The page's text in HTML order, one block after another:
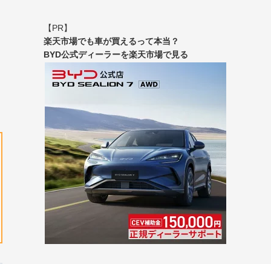
【PR】
楽天市場でも車が買えるって本当？
BYD公式ディーラーを楽天市場で見る